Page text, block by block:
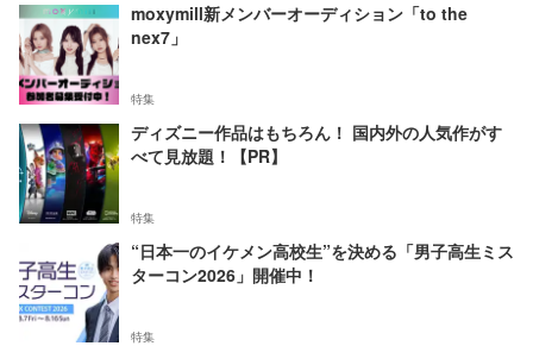
moxymill新メンバーオーディション「to the
nex7」
特集
ディズニー作品はもちろん！ 国内外の人気作がす
べて見放題！【PR】
特集
“日本一のイケメン高校生”を決める「男子高生ミス
ターコン2026」開催中！
特集